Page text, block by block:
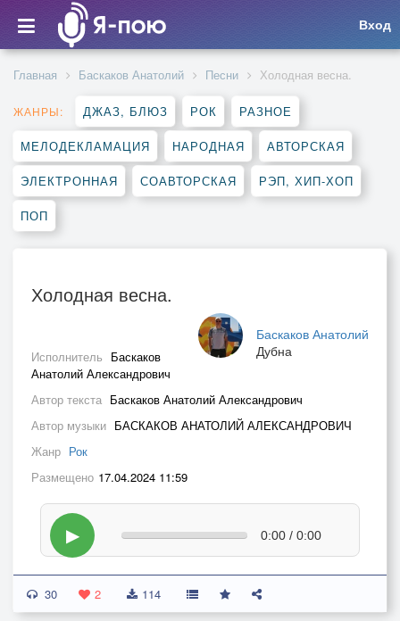
Вход
Главная Баскаков Анатолий Песни Холодная весна.
ЖАНРЫ: ДЖАЗ, БЛЮЗ РОК РАЗНОЕ
МЕЛОДЕКЛАМАЦИЯ НАРОДНАЯ АВТОРСКАЯ
ЭЛЕКТРОННАЯ СОАВТОРСКАЯ РЭП, ХИП-ХОП
ПОП
Холодная весна.
Баскаков Анатолий
Дубна
Исполнитель Баскаков
Анатолий Александрович
Автор текста Баскаков Анатолий Александрович
Автор музыки БАСКАКОВ АНАТОЛИЙ АЛЕКСАНДРОВИЧ
Жанр Рок
Размещено 17.04.2024 11:59
▶ 0:00 / 0:00
30 2 114